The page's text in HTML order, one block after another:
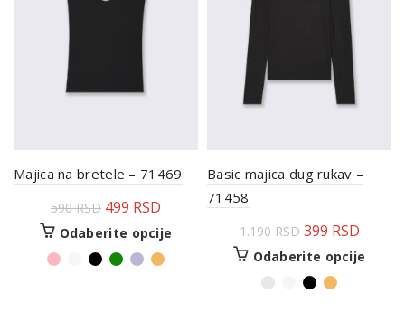
Majica na bretele – 71469
590RSD 499 RSD
Odaberite opcije
Basic majica dug rukav –
71458
1.190RSD 399 RSD
Odaberite opcije